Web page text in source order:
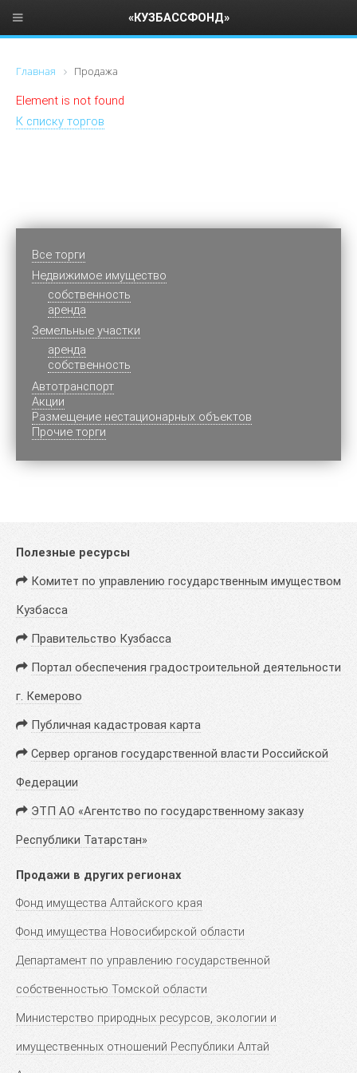
Главная Продажа
Element is not found
К списку торгов
Все торги
Недвижимое имущество
cобственность
аренда
Земельные участки
аренда
собственность
Автотранспорт
Акции
Размещение нестационарных объектов
Прочие торги
Полезные ресурсы
Комитет по управлению государственным имуществом
Кузбасса
Правительство Кузбасса
Портал обеспечения градостроительной деятельности
г. Кемерово
Публичная кадастровая карта
Сервер органов государственной власти Российской
Федерации
ЭТП АО «Агентство по государственному заказу
Республики Татарстан»
Продажи в других регионах
Фонд имущества Алтайского края
Фонд имущества Новосибирской области
Департамент по управлению государственной
собственностью Томской области
Министерство природных ресурсов, экологии и
имущественных отношений Республики Алтай
«КУЗБАССФОНД»